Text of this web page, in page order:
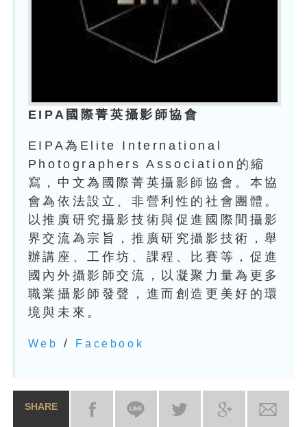
EIPA國際菁英攝影師協會
EIPA為Elite International
Photographers Association的縮
寫，中文為國際菁英攝影師協會。本協
會為依法設立、非營利性的社會團體。
以推廣研究攝影技術與促進國際間攝影
界交流為宗旨，推廣研究攝影技術，舉
辦講座、工作坊、課程、比賽等，促進
國內外攝影師交流，以凝聚力量為更多
職業攝影師發聲，進而創造更美好的環
境與未來。
Web / Facebook
SHARE